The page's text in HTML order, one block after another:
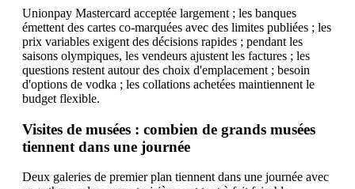
Unionpay Mastercard acceptée largement ; les banques
émettent des cartes co-marquées avec des limites publiées ; les
prix variables exigent des décisions rapides ; pendant les
saisons olympiques, les vendeurs ajustent les factures ; les
questions restent autour des choix d'emplacement ; besoin
d'options de vodka ; les collations achetées maintiennent le
budget flexible.
Visites de musées : combien de grands musées
tiennent dans une journée
Deux galeries de premier plan tiennent dans une journée avec